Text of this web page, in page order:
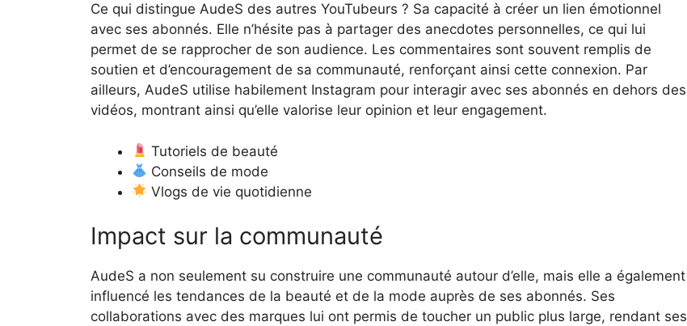
Ce qui distingue AudeS des autres YouTubeurs ? Sa capacité à créer un lien émotionnel
avec ses abonnés. Elle n’hésite pas à partager des anecdotes personnelles, ce qui lui
permet de se rapprocher de son audience. Les commentaires sont souvent remplis de
soutien et d’encouragement de sa communauté, renforçant ainsi cette connexion. Par
ailleurs, AudeS utilise habilement Instagram pour interagir avec ses abonnés en dehors des
vidéos, montrant ainsi qu’elle valorise leur opinion et leur engagement.
Tutoriels de beauté
Conseils de mode
Vlogs de vie quotidienne
Impact sur la communauté
AudeS a non seulement su construire une communauté autour d’elle, mais elle a également
influencé les tendances de la beauté et de la mode auprès de ses abonnés. Ses
collaborations avec des marques lui ont permis de toucher un public plus large, rendant ses